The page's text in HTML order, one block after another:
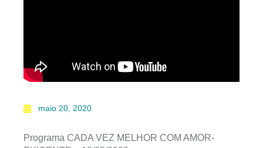
maio 20, 2020
Programa CADA VEZ MELHOR COM AMOR-